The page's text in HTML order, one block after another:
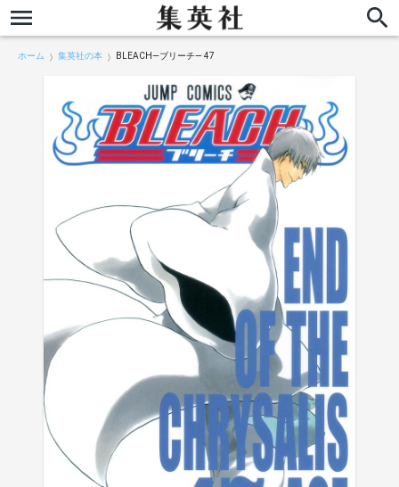
ホーム 集英社の本 BLEACH―ブリーチ― 47